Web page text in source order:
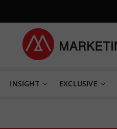
INSIGHT EXCLUSIVE